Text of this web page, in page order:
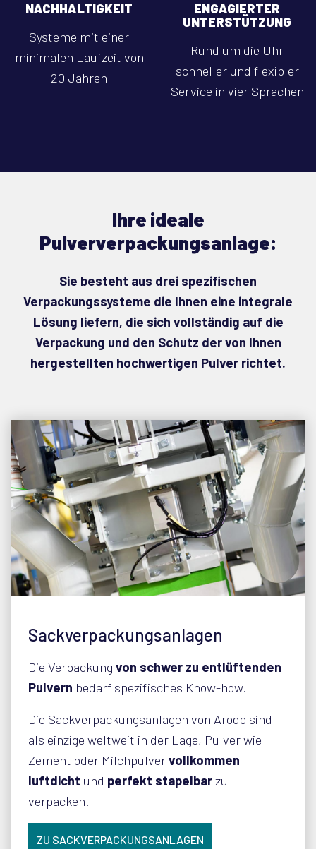
NACHHALTIGKEIT
Systeme mit einer
minimalen Laufzeit von
20 Jahren
ENGAGIERTER
UNTERSTÜTZUNG
Rund um die Uhr
schneller und flexibler
Service in vier Sprachen
Ihre ideale
Pulververpackungsanlage:
Sie besteht aus drei spezifischen
Verpackungssysteme die Ihnen eine integrale
Lösung liefern, die sich vollständig auf die
Verpackung und den Schutz der von Ihnen
hergestellten hochwertigen Pulver richtet.
Sackverpackungsanlagen
Die Verpackung von schwer zu entlüftenden
Pulvern bedarf spezifisches Know-how.
Die Sackverpackungsanlagen von Arodo sind
als einzige weltweit in der Lage, Pulver wie
Zement oder Milchpulvervollkommen
luftdicht und perfekt stapelbarzu
verpacken.
ZU SACKVERPACKUNGSANLAGEN